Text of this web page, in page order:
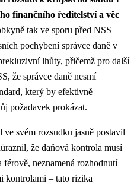
finančního ředitelství a věc
tak ve sporu před NSS
pochybení správce daně v
lhůty, přičemž pro další
že správce daně nesmí
který by efektivně
požadavek prokázat.
ve svém rozsudku jasně postavil
že daňová kontrola musí
neznamená rozhodnutí
kontrolami – tato rizika